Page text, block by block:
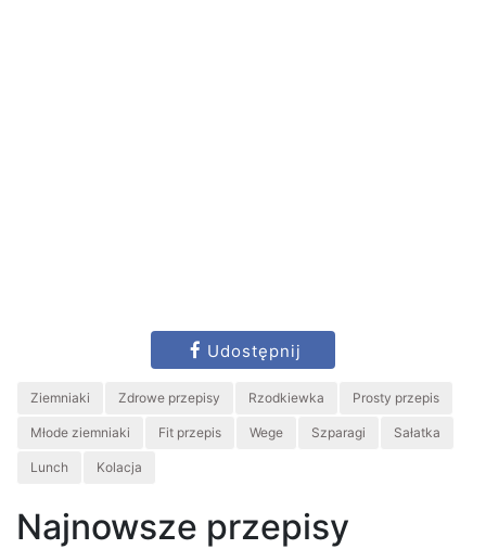
Udostępnij
Ziemniaki Zdrowe przepisy Rzodkiewka Prosty przepis
Młode ziemniaki Fit przepis Wege Szparagi Sałatka
Lunch Kolacja
Najnowsze przepisy